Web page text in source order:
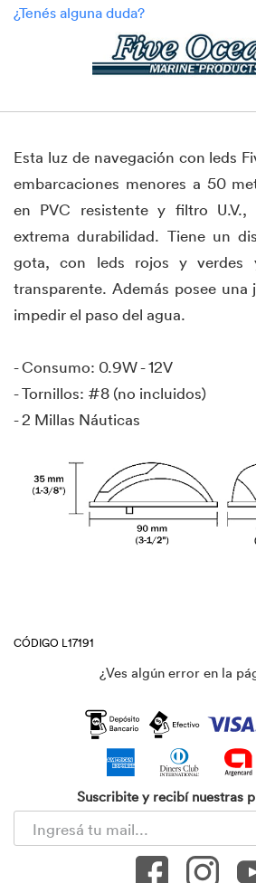
Esta luz de navegación con leds
embarcaciones menores a 50
en PVC resistente y filtro U.V.,
extrema durabilidad. Tiene un
gota, con leds rojos y verdes
transparente. Además posee una
impedir el paso del agua.
- Consumo: 0.9W - 12V
- Tornillos: #8 (no incluidos)
- 2 Millas Náuticas
CÓDIGO L17191
¿Ves algún error en la
Suscribite y recibí nuestras